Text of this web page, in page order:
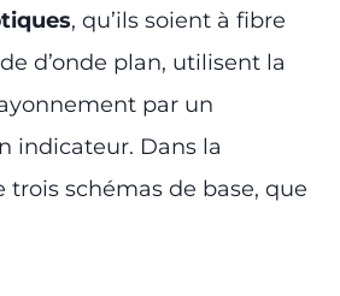
, qu’ils soient à fibre
d’onde plan, utilisent la
par un
indicateur. Dans la
trois schémas de base, que